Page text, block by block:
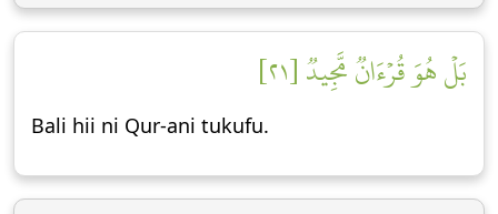
بَلۡ هُوَ قُرۡءَانٞ مَّجِيدٞ [٢١]
Bali hii ni Qur-ani tukufu.